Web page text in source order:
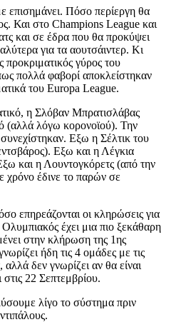
επισημάνει. Πόσο περίεργη θα
Και στο Champions League και
και σε έδρα που θα προκύψει
για τα αουτσάιντερ. Κι
γύρος του
πολλά φαβορί αποκλείστηκαν
του Europa League.
η Σλόβαν Μπρατισλάβας
(αλλά λόγω κορονοϊού). Την
Εξω η Σέλτικ του
Εξω και η Λέγκια
και η Λουντογκόρετς (από την
χρόνο έδινε το παρών σε
επηρεάζονται οι κληρώσεις για
έχει μια πιο ξεκάθαρη
στην κλήρωση της 1ης
ήδη τις 4 ομάδες με τις
δεν γνωρίζει αν θα είναι
στις 22 Σεπτεμβρίου.
λίγο το σύστημα πριν